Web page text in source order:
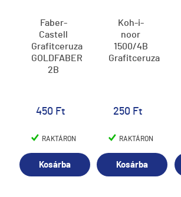
Faber-
Castell
Grafitceruza
GOLDFABER
2B
450 Ft
RAKTÁRON
Kosárba
Koh-i-
noor
1500/4B
Grafitceruza
250 Ft
RAKTÁRON
Kosárba